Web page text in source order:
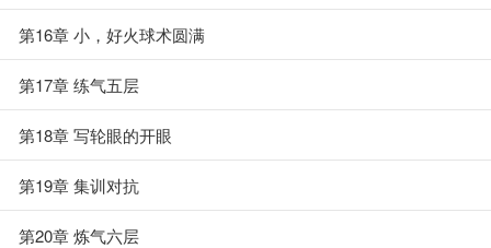
第16章 小，好火球术圆满
第17章 练气五层
第18章 写轮眼的开眼
第19章 集训对抗
第20章 炼气六层